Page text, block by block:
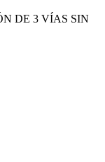
DE 3 VÍAS SIN